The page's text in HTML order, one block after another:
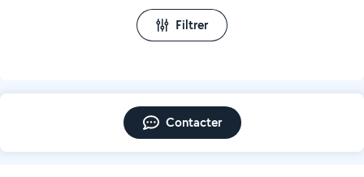
Filtrer
Contacter